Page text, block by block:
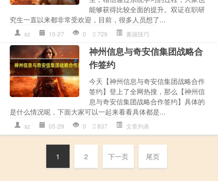
能够获得比较全面的提升。双证在职研
究生一直以来都非常受欢迎，目前，很多人员想了...
sz 10-27 0 729 素描技巧
神州信息与奇安信集团战略合
作签约
今天【神州信息与奇安信集团战略合作
签约】登上了全网热搜，那么【神州信
息与奇安信集团战略合作签约】具体的
是什么情况呢，下面大家可以一起来看看具体都是...
sz 05-29 0 837 文章列表
1 2 下一页 尾页